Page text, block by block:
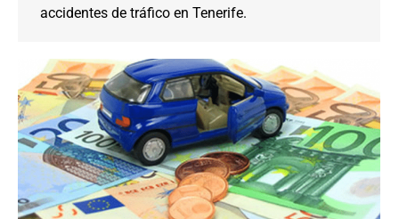
accidentes de tráfico en Tenerife.